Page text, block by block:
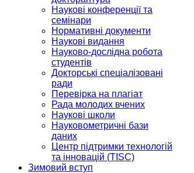
Наукові конференції та
семінари
Нормативні документи
Наукові видання
Науково-дослідна робота
студентів
Докторські спеціалізовані
ради
Перевірка на плагіат
Рада молодих вчених
Наукові школи
Науковометричні бази
даних
Центр підтримки технологій
та інновацій (TISC)
Зимовий вступ